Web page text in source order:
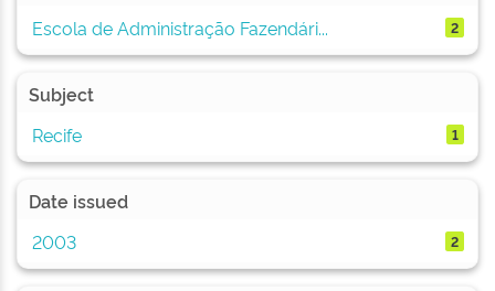
Escola de Administração Fazendári...
2
Subject
Recife
1
Date issued
2003
2